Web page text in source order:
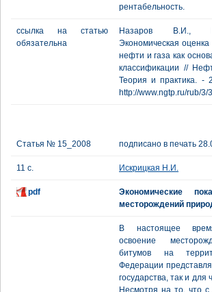
рентабельность.
ссылка на статью
обязательна
Назаров В.И.,
Экономическая
нефти и газа как
классификации //
Теория и практика.
http://www.ngtp.ru/rub/3/
Статья № 15_2008 подписано в печать
11 с. Искрицкая Н.И.
pdf
Экономические
месторождений
В настоящее
освоение
битумов на
Федерации
государства, так и для
Несмотря на то, что с